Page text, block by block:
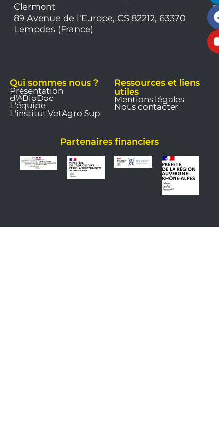
Clermont
89 Avenue de l'Europe, CS 82212, 63370
Lempdes (France)
Qui sommes nous ?
Présentation
d'ABioDoc
L'équipe
L'institut VetAgro Sup
Ressources et liens
utiles
Mentions légales
Nous contacter
Partenaires financiers